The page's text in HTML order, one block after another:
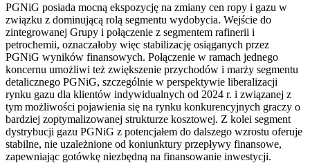
PGNiG posiada mocną ekspozycję na zmiany cen ropy i gazu w
związku z dominującą rolą segmentu wydobycia. Wejście do
zintegrowanej Grupy i połączenie z segmentem rafinerii i
petrochemii, oznaczałoby więc stabilizację osiąganych przez
PGNiG wyników finansowych. Połączenie w ramach jednego
koncernu umożliwi też zwiększenie przychodów i marży segmentu
detalicznego PGNiG, szczególnie w perspektywie liberalizacji
rynku gazu dla klientów indywidualnych od 2024 r. i związanej z
tym możliwości pojawienia się na rynku konkurencyjnych graczy o
bardziej zoptymalizowanej strukturze kosztowej. Z kolei segment
dystrybucji gazu PGNiG z potencjałem do dalszego wzrostu oferuje
stabilne, nie uzależnione od koniunktury przepływy finansowe,
zapewniając gotówkę niezbędną na finansowanie inwestycji.